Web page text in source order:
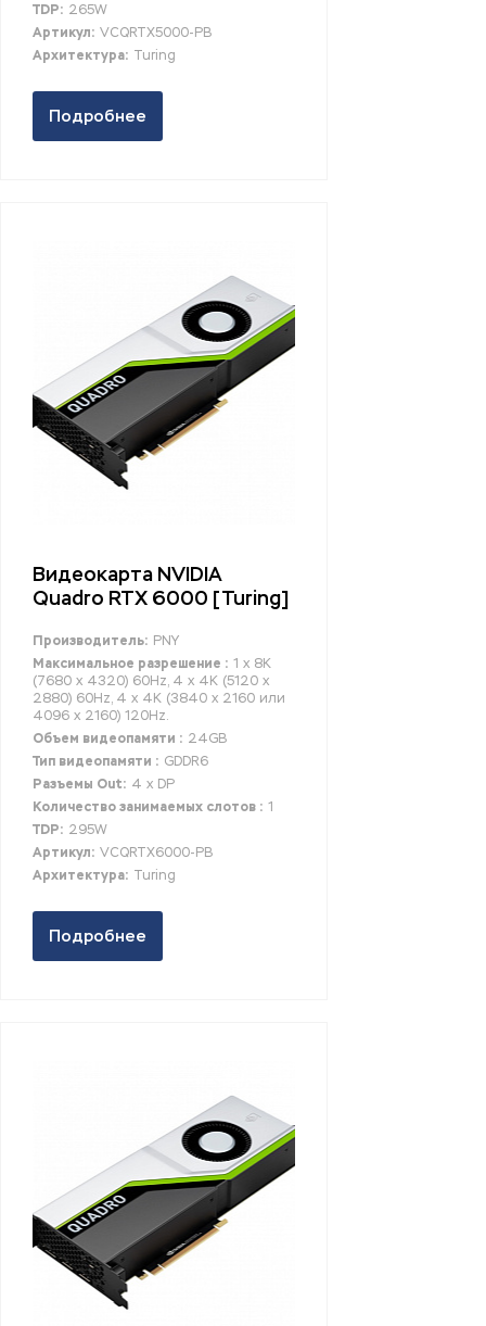
TDP: 265W
Артикул: VCQRTX5000-PB
Архитектура: Turing
Подробнее
Видеокарта NVIDIA
Quadro RTX 6000 [Turing]
Производитель: PNY
Максимальное разрешение : 1 x 8K
(7680 x 4320) 60Hz, 4 x 4K (5120 x
2880) 60Hz, 4 x 4K (3840 x 2160 или
4096 x 2160) 120Hz.
Объем видеопамяти : 24GB
Тип видеопамяти : GDDR6
Разъемы Out: 4 x DP
Количество занимаемых слотов : 1
TDP: 295W
Артикул: VCQRTX6000-PB
Архитектура: Turing
Подробнее